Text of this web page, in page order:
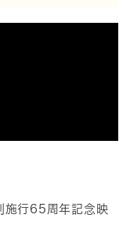
施行65周年記念映